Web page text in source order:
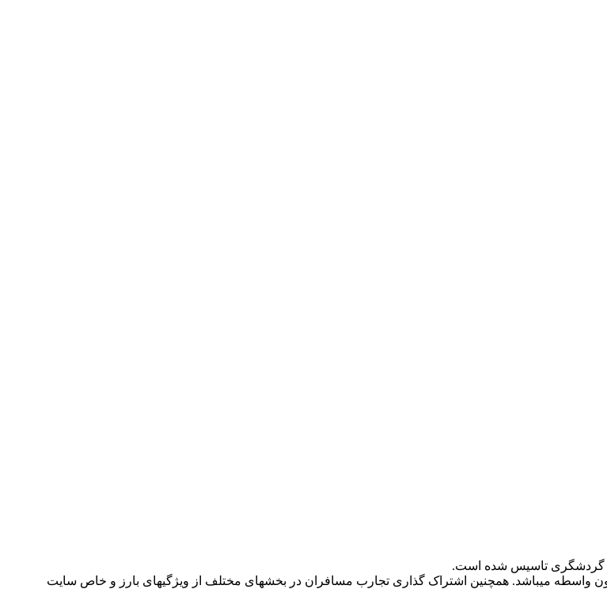
میباشد. همچنین اشتراک گذاری تجارب مسافران در بخشهای مختلف از ویژگیهای بارز و خاص سایت